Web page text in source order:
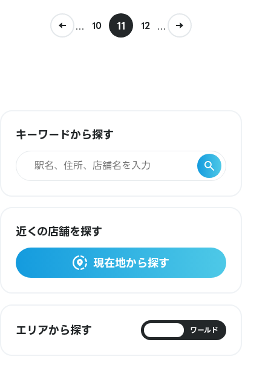
... 10 11 12 ...
キーワードから探す
近くの店舗を探す
現在地から探す
エリアから探す ワールド